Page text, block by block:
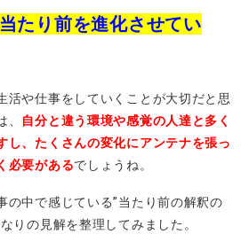
たり前を進化させてい
活や仕事をしていくことが大切だと思
自分と違う環境や感覚の人達と多く
し、たくさんの変化にアンテナを張っ
必要があるでしょうね。
の中で感じている”当たり前の解釈の
りの見解を整理してみました。